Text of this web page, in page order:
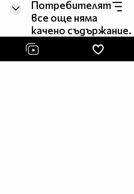
Потребителят
все още няма
качено съдържание.